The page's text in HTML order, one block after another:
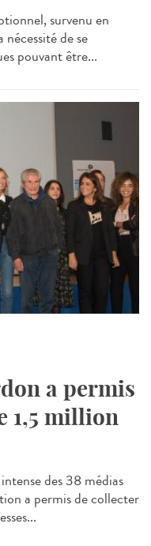
survenu en
de se
pouvant être...
a permis
1,5 million
des 38 médias
a permis de collecter